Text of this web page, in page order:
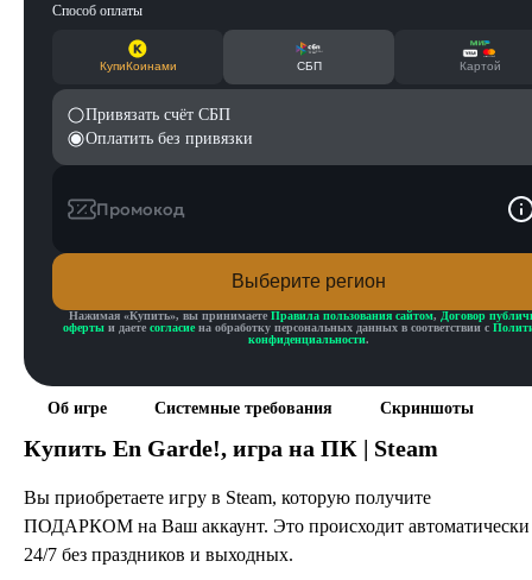
Об игре Системные требования Скриншоты
Купить En Garde!, игра на ПК | Steam
Вы приобретаете игру в Steam, которую получите
ПОДАРКОМ на Ваш аккаунт. Это происходит автоматически
24/7 без праздников и выходных.
Способ оплаты
КупиКоинами СБП Картой
Привязать счёт СБП
Оплатить без привязки
Промокод
Выберите регион
Нажимая «Купить», вы принимаете Правила пользования сайтом, Договор
оферты и даете согласие на обработку персональных данных в соответствии с
конфиденциальности.